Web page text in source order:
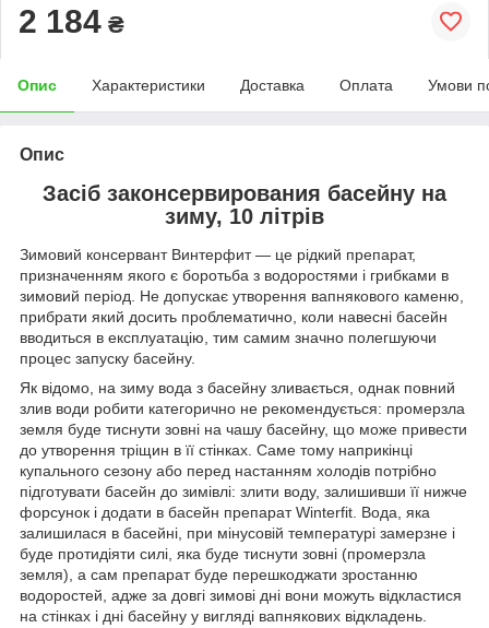
2 184 ₴
Опис Характеристики Доставка Оплата Умови
Опис
Засіб законсервирования басейну на
зиму, 10 літрів
Зимовий консервант Винтерфит — це рідкий препарат,
призначенням якого є боротьба з водоростями і грибками в
зимовий період. Не допускає утворення вапнякового каменю,
прибрати який досить проблематично, коли навесні басейн
вводиться в експлуатацію, тим самим значно полегшуючи
процес запуску басейну.
Як відомо, на зиму вода з басейну зливається, однак повний
злив води робити категорично не рекомендується: промерзла
земля буде тиснути зовні на чашу басейну, що може привести
до утворення тріщин в її стінках. Саме тому наприкінці
купального сезону або перед настанням холодів потрібно
підготувати басейн до зимівлі: злити воду, залишивши її нижче
форсунок і додати в басейн препарат Winterfit. Вода, яка
залишилася в басейні, при мінусовій температурі замерзне і
буде протидіяти силі, яка буде тиснути зовні (промерзла
земля), а сам препарат буде перешкоджати зростанню
водоростей, адже за довгі зимові дні вони можуть відкластися
на стінках і дні басейну у вигляді вапнякових відкладень.